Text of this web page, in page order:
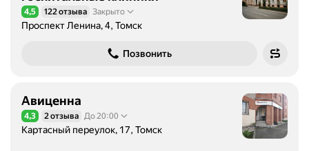
Рейтинг 4,5 из 5
4,5 122 отзыва Закрыто
Проспект Ленина, 4, Томск
Позвонить
Авиценна
Рейтинг 4,3 из 5
4,3 2 отзыва До 20:00
Картасный переулок, 17, Томск